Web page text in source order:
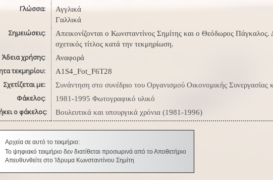
Γλώσσα:
Αγγλικά
Γαλλικά
Σημειώσεις:
Απεικονίζονται ο Κωνσταντίνος Σημίτης και ο Θεόδωρος Πάγκαλος.
σχετικός τίτλος κατά την τεκμηρίωση.
Άδεια χρήσης: Αναφορά
τεκμηρίου: A1S4_Fot_F6T28
Σχετίζεται με: Συνάντηση στο συνέδριο του Οργανισμού Οικονομικής Συνεργασίας
Φάκελος: 1981-1995 Φωτογραφικό υλικό
ο φάκελος: Βουλευτικά και υπουργικά χρόνια (1981-1996)
Αρχεία σε αυτό το τεκμήριο:
Το ψηφιακό τεκμήριο δεν διατίθεται προσωρινά από το Αποθετήριο
Απευθυνθείτε στο Ίδρυμα Κωνσταντίνου Σημίτη